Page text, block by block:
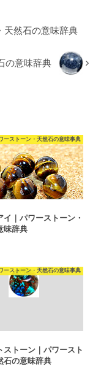
天然石の意味辞典
の意味辞典
ーストーン・天然石の意味事典
イ｜パワーストーン・
味辞典
ーストーン・天然石の意味事典
ストーン｜パワースト
石の意味辞典